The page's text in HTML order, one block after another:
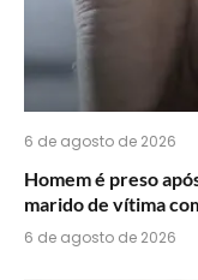
6 de agosto de 2026
Homem é preso
marido de vítima
6 de agosto de 2026